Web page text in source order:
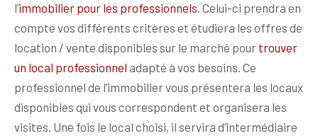
l’immobilier pour les professionnels. Celui-ci prendra en
compte vos différents critères et étudiera les offres de
location / vente disponibles sur le marché pour trouver
un local professionnel adapté à vos besoins. Ce
professionnel de l’immobilier vous présentera les locaux
disponibles qui vous correspondent et organisera les
visites. Une fois le local choisi, il servira d’intermédiaire